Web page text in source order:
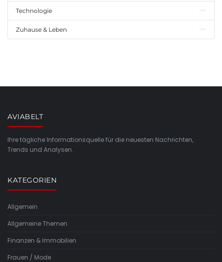
Technologie
Zuhause & Leben
AVIABELT
Ihre tägliche Informationsquelle für die neuesten Nachrichten,
Trends und Analysen.
KATEGORIEN
Allgemein
Allgemeine Themen
Finanzen & Immobilien
Frauen / Mode